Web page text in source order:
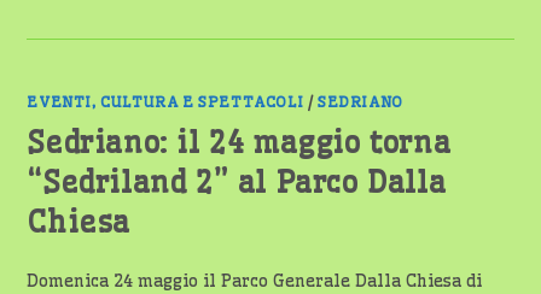
EVENTI, CULTURA E SPETTACOLI /SEDRIANO
Sedriano: il 24 maggio torna
“Sedriland 2” al Parco Dalla
Chiesa
Domenica 24 maggio il Parco Generale Dalla Chiesa di